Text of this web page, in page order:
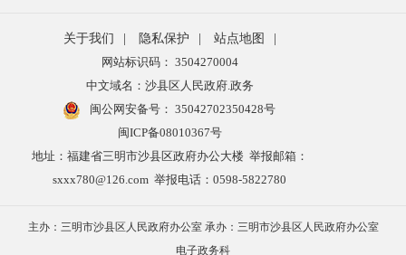
关于我们 隐私保护 站点地图
网站标识码： 3504270004
中文域名：沙县区人民政府.政务
闽公网安备号： 35042702350428号
闽ICP备08010367号
地址：福建省三明市沙县区政府办公大楼 举报邮箱：
sxxx780@126.com 举报电话：0598-5822780
主办：三明市沙县区人民政府办公室 承办：三明市沙县区人民政府办公室
电子政务科